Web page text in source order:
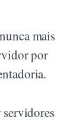
mais
por